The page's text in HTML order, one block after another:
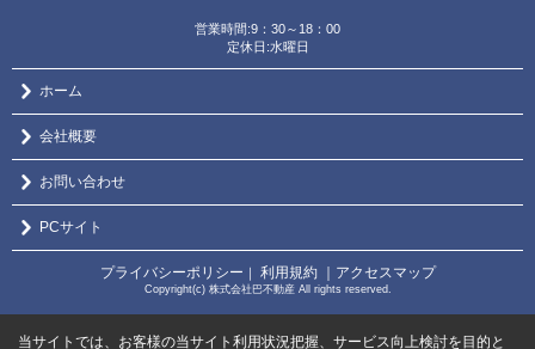
営業時間:9：30～18：00
定休日:水曜日
ホーム
会社概要
お問い合わせ
PCサイト
プライバシーポリシー ｜ 利用規約 ｜アクセスマップ
Copyright(c) 株式会社巴不動産 All rights reserved.
当サイトでは、お客様の当サイト利用状況把握、サービス向上検討を目的と